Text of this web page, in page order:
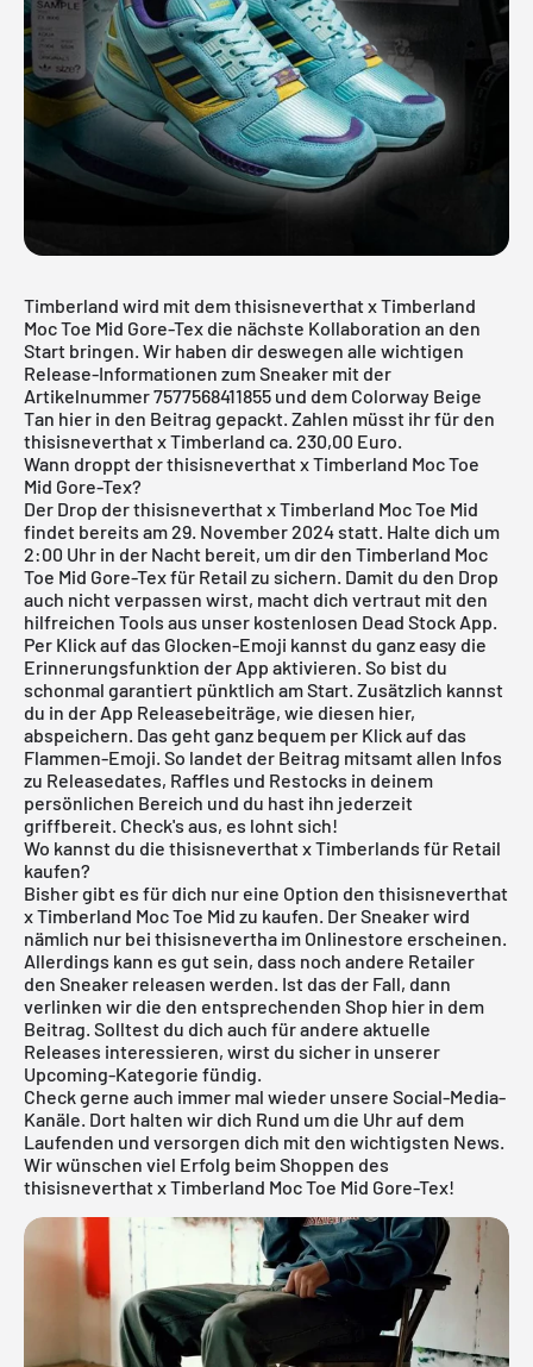
Timberland wird mit dem thisisneverthat x Timberland
Moc Toe Mid Gore-Tex die nächste Kollaboration an den
Start bringen. Wir haben dir deswegen alle wichtigen
Release-Informationen zum Sneaker mit der
Artikelnummer 7577568411855 und dem Colorway Beige
Tan hier in den Beitrag gepackt. Zahlen müsst ihr für den
thisisneverthat x Timberland ca. 230,00 Euro.
Wann droppt der thisisneverthat x Timberland Moc Toe
Mid Gore-Tex?
Der Drop der thisisneverthat x Timberland Moc Toe Mid
findet bereits am 29. November 2024 statt. Halte dich um
2:00 Uhr in der Nacht bereit, um dir den Timberland Moc
Toe Mid Gore-Tex für Retail zu sichern. Damit du den Drop
auch nicht verpassen wirst, macht dich vertraut mit den
hilfreichen Tools aus unser kostenlosen Dead Stock App.
Per Klick auf das Glocken-Emoji kannst du ganz easy die
Erinnerungsfunktion der App aktivieren. So bist du
schonmal garantiert pünktlich am Start. Zusätzlich kannst
du in der App Releasebeiträge, wie diesen hier,
abspeichern. Das geht ganz bequem per Klick auf das
Flammen-Emoji. So landet der Beitrag mitsamt allen Infos
zu Releasedates, Raffles und Restocks in deinem
persönlichen Bereich und du hast ihn jederzeit
griffbereit. Check's aus, es lohnt sich!
Wo kannst du die thisisneverthat x Timberlands für Retail
kaufen?
Bisher gibt es für dich nur eine Option den thisisneverthat
x Timberland Moc Toe Mid zu kaufen. Der Sneaker wird
nämlich nur bei thisisnevertha im Onlinestore erscheinen.
Allerdings kann es gut sein, dass noch andere Retailer
den Sneaker releasen werden. Ist das der Fall, dann
verlinken wir die den entsprechenden Shop hier in dem
Beitrag. Solltest du dich auch für andere aktuelle
Releases interessieren, wirst du sicher in unserer
Upcoming-Kategorie fündig.
Check gerne auch immer mal wieder unsere Social-Media-
Kanäle. Dort halten wir dich Rund um die Uhr auf dem
Laufenden und versorgen dich mit den wichtigsten News.
Wir wünschen viel Erfolg beim Shoppen des
thisisneverthat x Timberland Moc Toe Mid Gore-Tex!